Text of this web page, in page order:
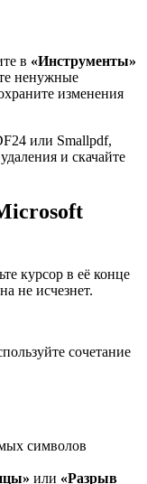
в «Инструменты»
ненужные
изменения
или Smallpdf,
и скачайте
курсор в её конце
не исчезнет.
сочетание
символов
или «Разрыв